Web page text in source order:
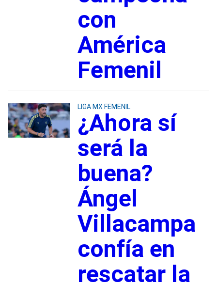
con
América
Femenil
LIGA MX FEMENIL
¿Ahora sí
será la
buena?
Ángel
Villacampa
confía en
rescatar la